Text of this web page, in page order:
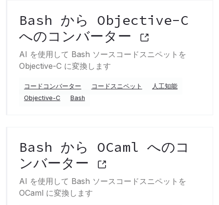
Bash から Objective-C
へのコンバーター
AI を使用して Bash ソースコードスニペットを
Objective-C に変換します
コードコンバーター コードスニペット
人工知能
Objective-C
Bash
Bash から OCaml へのコ
ンバーター
AI を使用して Bash ソースコードスニペットを
OCaml に変換します